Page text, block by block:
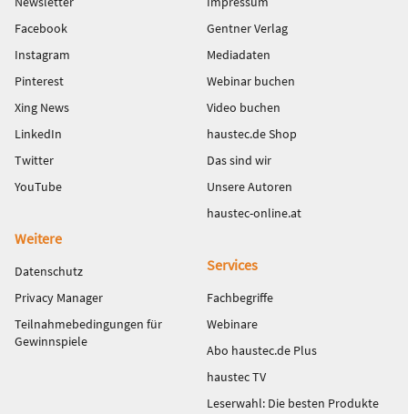
Facebook
Instagram
Pinterest
Xing News
LinkedIn
Twitter
YouTube
Gentner Verlag
Mediadaten
Webinar buchen
Video buchen
haustec.de Shop
Das sind wir
Unsere Autoren
haustec-online.at
Weitere
Datenschutz
Privacy Manager
Teilnahmebedingungen für
Gewinnspiele
Services
Fachbegriffe
Webinare
Abo haustec.de Plus
haustec TV
Leserwahl: Die besten Produkte